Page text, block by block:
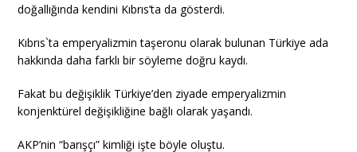
doğallığında kendini Kıbrıs’ta da gösterdi.
Kıbrıs`ta emperyalizmin taşeronu olarak bulunan Türkiye ada
hakkında daha farklı bir söyleme doğru kaydı.
Fakat bu değişiklik Türkiye’den ziyade emperyalizmin
konjenktürel değişikliğine bağlı olarak yaşandı.
AKP’nin “barışçı” kimliği işte böyle oluştu.